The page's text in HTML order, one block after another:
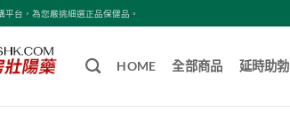
台，為您嚴挑細選正品保健品。
HOME 全部商品 延時助勃